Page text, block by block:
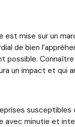
mise sur un
de bien
possible.
un impact et qui
susceptibles
minutie et